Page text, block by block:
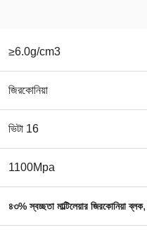
≥6.0g/cm3
জিরকোনিয়া
ভিটা 16
1100Mpa
৪৩% স্বচ্ছতা মাল্টিলেয়ার জিরকোনিয়া ব্লক,